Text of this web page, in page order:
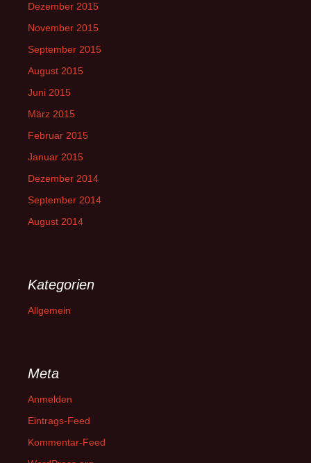
Dezember 2015
November 2015
September 2015
August 2015
Juni 2015
März 2015
Februar 2015
Januar 2015
Dezember 2014
September 2014
August 2014
Kategorien
Allgemein
Meta
Anmelden
Eintrags-Feed
Kommentar-Feed